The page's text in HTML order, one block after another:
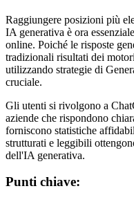
Raggiungere posizioni più
IA generativa è ora
online. Poiché le risposte
tradizionali risultati dei
utilizzando strategie di
cruciale.
Gli utenti si rivolgono a
aziende che rispondono
forniscono statistiche
strutturati e leggibili
dell'IA generativa.
Punti chiave: